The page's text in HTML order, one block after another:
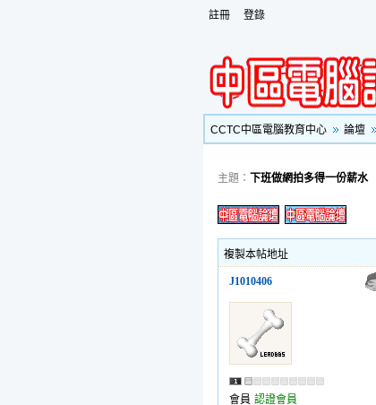
註冊 登錄
CCTC中區電腦教育中心
論壇
主題： 下班做網拍多得一份薪水
複製本帖地址
J1010406
會員 認證會員